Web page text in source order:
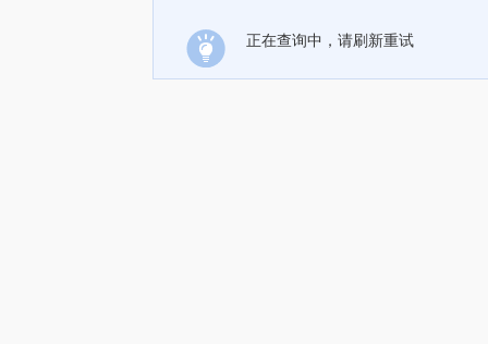
正在查询中，请刷新重试